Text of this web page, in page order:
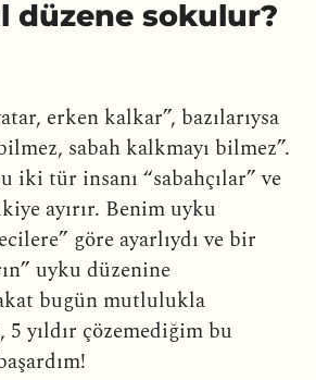
düzene sokulur?
erken kalkar”, bazılarıysa
sabah kalkmayı bilmez”.
iki tür insanı “sabahçılar” ve
ayırır. Benim uyku
göre ayarlıydı ve bir
uyku düzenine
bugün mutlulukla
yıldır çözemediğim bu